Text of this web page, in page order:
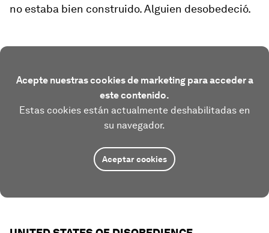
no estaba bien construido. Alguien desobedeció.
Acepte nuestras cookies de marketing para acceder a
este contenido.
Estas cookies están actualmente deshabilitadas en
su navegador.
Aceptar cookies